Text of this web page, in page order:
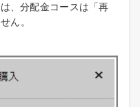
、分配金コースは「再
ん。